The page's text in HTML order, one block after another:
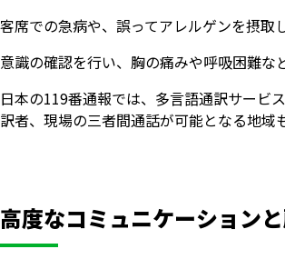
客席での急病や、誤ってアレルゲンを摂
意識の確認を行い、胸の痛みや呼吸困難
日本の119番通報では、多言語通訳サービ
訳者、現場の三者間通話が可能となる地域
高度なコミュニケーション